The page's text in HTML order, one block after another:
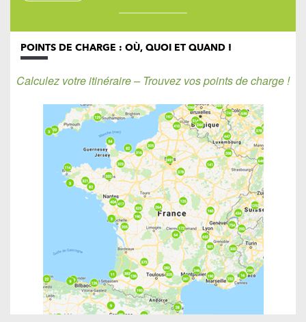
POINTS DE CHARGE : OÙ, QUOI ET QUAND !
Calculez votre itinéraire – Trouvez vos points de charge !